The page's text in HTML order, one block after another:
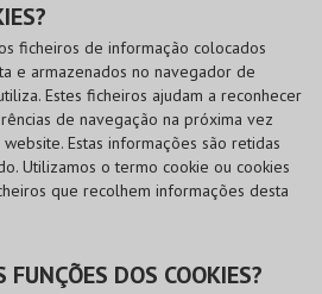
ficheiros de informação colocados
e armazenados no navegador de
Estes ficheiros ajudam a reconhecer
de navegação na próxima vez
Estas informações são retidas
Utilizamos o termo cookie ou cookies
que recolhem informações desta
FUNÇÕES DOS COOKIES?